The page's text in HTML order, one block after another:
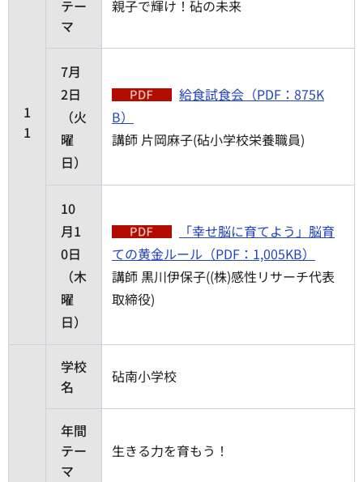
1
1
テー
マ
親子で輝け！砧の未来
7月
2日
（火
曜
日）
給食試食会（PDF：875K
B）
講師 片岡麻子(砧小学校栄養職員)
10
月1
0日
（木
曜
日）
「幸せ脳に育てよう」脳育
ての黄金ルール（PDF：1,005KB）
講師 黒川伊保子((株)感性リサーチ代表
取締役)
学校
名
砧南小学校
年間
テー
マ
生きる力を育もう！